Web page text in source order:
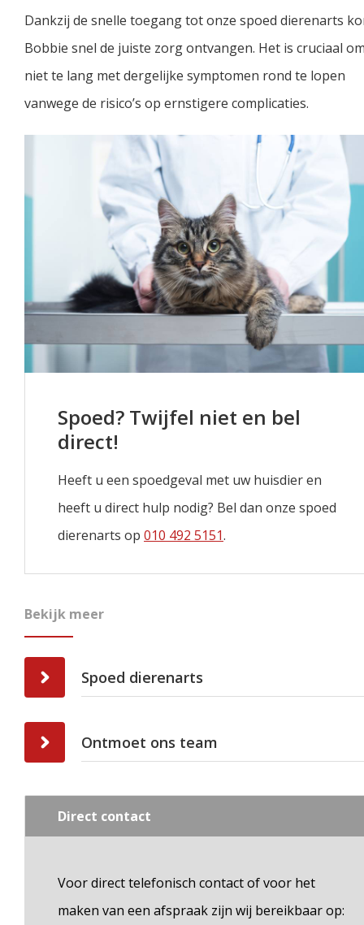
Dankzij de snelle toegang tot onze spoed dierenarts
Bobbie snel de juiste zorg ontvangen. Het is cruciaal
niet te lang met dergelijke symptomen rond te lopen
vanwege de risico’s op ernstigere complicaties.
Spoed? Twijfel niet en bel
direct!
Heeft u een spoedgeval met uw huisdier en
heeft u direct hulp nodig? Bel dan onze spoed
dierenarts op 010 492 5151.
Bekijk meer
Spoed dierenarts
Ontmoet ons team
Direct contact
Voor direct telefonisch contact of voor het
maken van een afspraak zijn wij bereikbaar op: